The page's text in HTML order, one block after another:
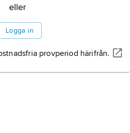
eller
Logga in
provperiod härifrån.